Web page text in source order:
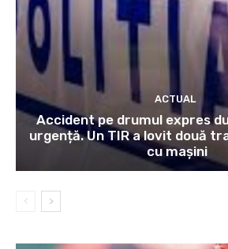
ACTUAL
Accident pe drumul expres
urgență. Un TIR a lovit două
cu mașini